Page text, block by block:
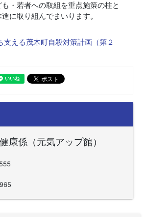
・若者への取組を重点施策の柱と
に取り組んでまいります。
支える茂木町自殺対策計画（第２
康係（元気アップ館）